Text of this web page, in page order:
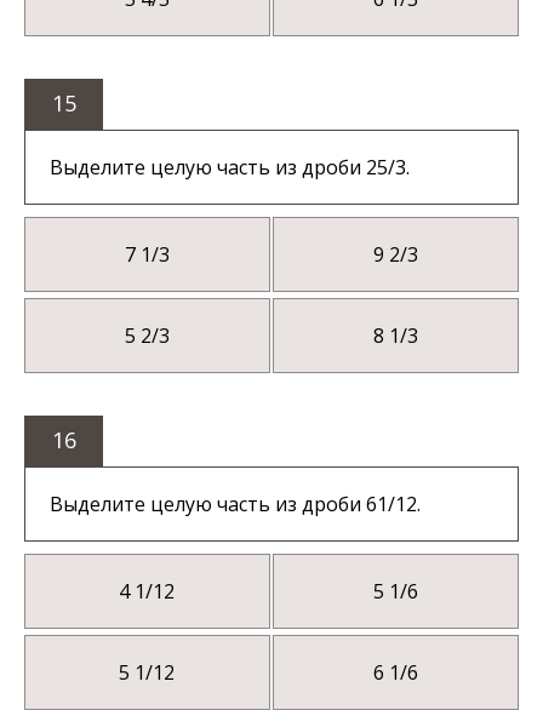
15
Выделите целую часть из дроби 25/3.
7 1/3 9 2/3
5 2/3 8 1/3
16
Выделите целую часть из дроби 61/12.
4 1/12 5 1/6
5 1/12 6 1/6